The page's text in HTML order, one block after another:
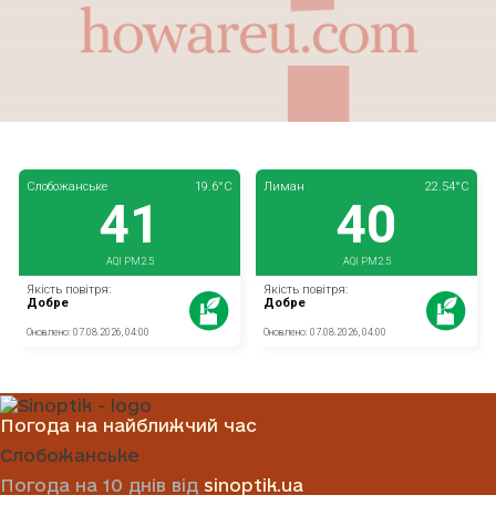
Погода на найближчий час
Слобожанське
Погода на 10 днів від sinoptik.ua